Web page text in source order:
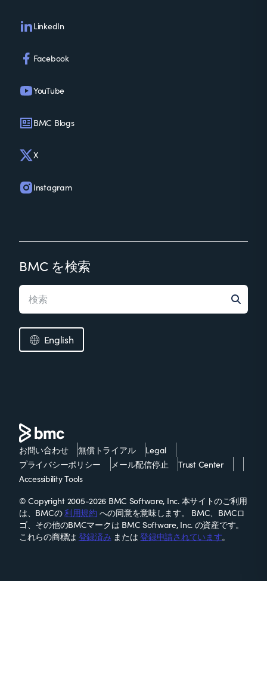
LinkedIn
Facebook
YouTube
BMC Blogs
X
Instagram
BMC を検索
English
お問い合わせ 無償トライアル
Legal
プライバシーポリシー
メール配信停止
Trust Center
Accessibility Tools
© Copyright 2005-2026 BMC Software, Inc. 本サイトのご利用
は、BMCの利用規約 への同意を意味します。 BMC、BMCロ
ゴ、その他のBMCマークは BMC Software, Inc. の資産です。
これらの商標は 登録済み または登録申請されています。